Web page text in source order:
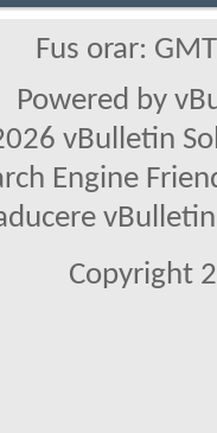
Fus orar:
Powered by
vBulletin
Engine
Copyright